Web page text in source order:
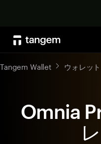
Tangem Wallet ウォレット
Omnia